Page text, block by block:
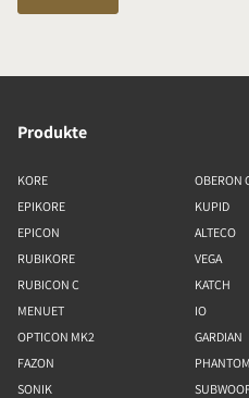
Produkte
KORE
EPIKORE
EPICON
RUBIKORE
RUBICON C
MENUET
OPTICON MK2
FAZON
SONIK
OBERON
KUPID
ALTECO
VEGA
KATCH
IO
GARDIAN
PHANTOM